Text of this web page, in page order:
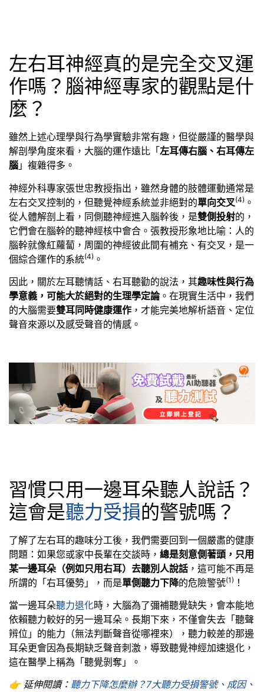
左右耳神經真的是完全交叉運
作嗎？腦神經專家的觀點是什
麼？
雖然上述心理學與行為學實驗非常有趣，但從嚴謹的醫學與
解剖學角度來看，大腦的運作遠比「左耳傳右腦、右耳傳左
腦 」複雜得多。
神經外科專家張世忠教授指出，雖然身體的肢體運動通常是
左右交叉控制的，但聽覺神經系統並非絕對的單向交叉(4) 。
從人體解剖上看，同側聽神經進入腦幹後，是雙側投射的，
它們會在腦幹的聽神經核中會合。張教授形象地比喻：人的
腦幹就像紅蘿蔔，周圍的神經彼此間有補充、有交叉，是一
個綜合運作的系統(4) 。
因此，關於左耳聽情話、右耳聽勸的說法，其趣味性與行為
學意義，可能大於絕對的生理學定論。在現實生活中，我們
的大腦需要雙耳同時健康運作 ，才能完美地解析語音、定位
聲音來源以及感受聲音的情感。
習慣只用一邊耳朵聽人說話？
這會是聽力受損的警號嗎？
了解了左右耳的趣味分工後，我們需要回到一個嚴肅的健康
問題：如果您或家中長輩在交談時， 總是刻意側著頭，只用
某一邊耳朵（例如只用右耳）去聽別人說話 ，這可能不再是
所謂的「右耳優勢」，而是單側聽力下降的危險警號(1) ！
當一邊耳朵聽力退化時，大腦為了彌補聽覺缺失，會本能地
依賴聽力較好的另一邊耳朵。長期下來，不僅會失去「聽聲
辨位」的能力（無法判斷聲音從哪裡來），聽力較差的那邊
耳朵更會因為長期缺乏聲音刺激，導致聽覺神經加速退化，
這在醫學上稱為「聽覺剝奪」。
👉 延伸閱讀： 聽力下降怎麼辦？7大聽力受損警號、成因、